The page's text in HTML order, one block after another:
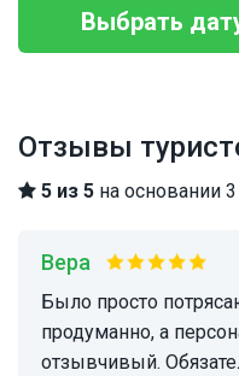
Выбрать
Отзывы
5 из 5 на основании
Вера
Было просто потрясающе. Всё удобно и
продуманно, а
отзывчивый.